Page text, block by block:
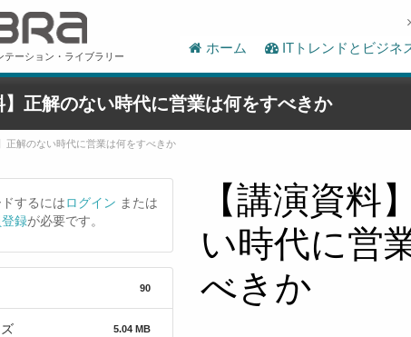
テーション・ライブラリー
ホーム ITトレンドとビジネ
】正解のない時代に営業は何をすべきか
正解のない時代に営業は何をすべきか
するにはログイン または
録が必要です。
90
5.04 MB
【講演資料
い時代に営
べきか